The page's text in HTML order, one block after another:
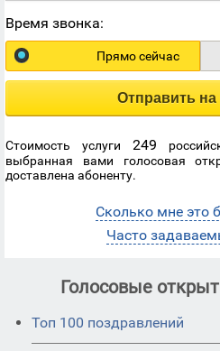
Время звонка:
Прямо сейчас
Отправить
Стоимость услуги 249
выбранная вами голосовая
доставлена абоненту.
Сколько мне это
Часто
Голосовые
Топ 100 поздравлений